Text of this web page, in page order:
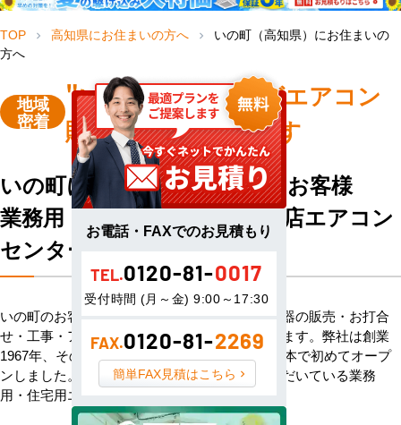
TOP chevron_right 高知県にお住まいの方へ chevron_right
いの町（高知県）にお住まいの
方へ
地域
密着
"いの町"ハウジングエアコン
販売・工事を承ります
いの町にお住まい・お勤めのお客様
業務用・住宅用エアコン専門店エアコン
センターACへようこそ
いの町のお客様へハウジングエアコン・空調機器の販売・お打合
せ・工事・アフターサービスまで一貫して承ります。弊社は創業
1967年、その信頼を基に空調のネット販売を日本で初めてオープ
ンしました。以来、皆様にご信頼・ご愛顧いただいている業務
用・住宅用エアコンのオンラインショップです。
お電話・FAXでのお見積もり
TEL.0120-81-0017
受付時間 (月～金) 9:00～17:30
FAX.0120-81-2269
簡単FAX見積はこちら